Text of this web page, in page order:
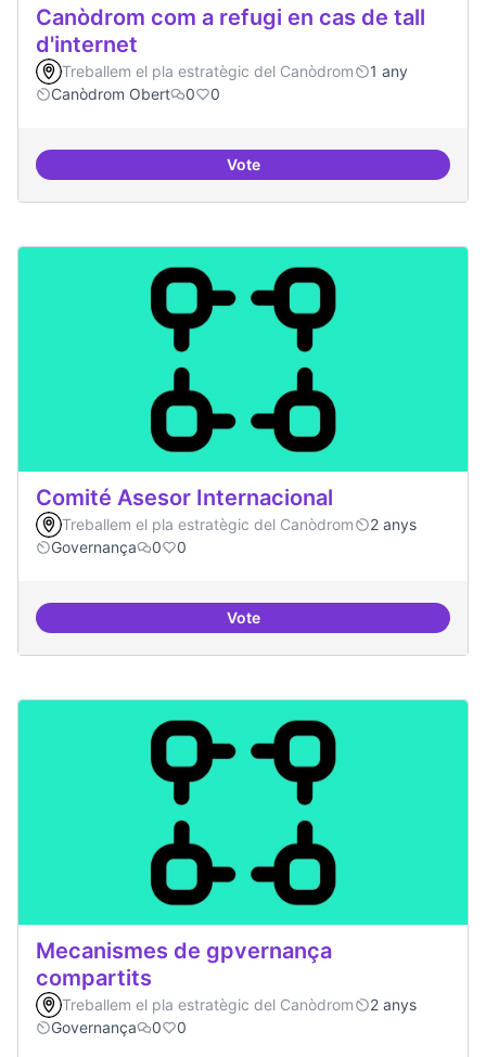
Canòdrom com a refugi en cas de tall
d'internet
Treballem el pla estratègic del Canòdrom
1 any
Canòdrom Obert
0 0
VoteCanòdrom com a refugi en cas
Comité Asesor Internacional
Treballem el pla estratègic del Canòdrom
2 anys
Governança
0 0
VoteComité Asesor Internacional
Mecanismes de gpvernança
compartits
Treballem el pla estratègic del Canòdrom
2 anys
Governança
0 0